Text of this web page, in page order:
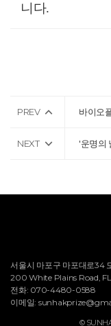
니다.
PREV 바이오
NEXT '운명의
서울시 마포구 마포대로34
200 White Plains Road,
전화: 070-4480-0588
이메일:
©